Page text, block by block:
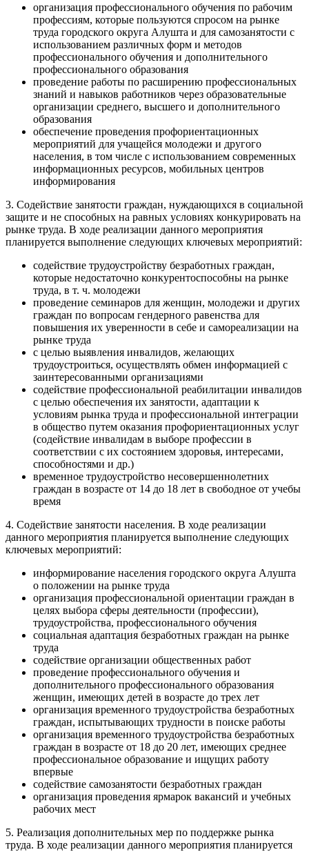
организация профессионального обучения по рабочим
профессиям, которые пользуются спросом на рынке
труда городского округа Алушта и для самозанятости с
использованием различных форм и методов
профессионального обучения и дополнительного
профессионального образования
проведение работы по расширению профессиональных
знаний и навыков работников через образовательные
организации среднего, высшего и дополнительного
образования
обеспечение проведения профориентационных
мероприятий для учащейся молодежи и другого
населения, в том числе с использованием современных
информационных ресурсов, мобильных центров
информирования
3. Содействие занятости граждан, нуждающихся в социальной
защите и не способных на равных условиях конкурировать на
рынке труда. В ходе реализации данного мероприятия
планируется выполнение следующих ключевых мероприятий:
содействие трудоустройству безработных граждан,
которые недостаточно конкурентоспособны на рынке
труда, в т. ч. молодежи
проведение семинаров для женщин, молодежи и других
граждан по вопросам гендерного равенства для
повышения их уверенности в себе и самореализации на
рынке труда
с целью выявления инвалидов, желающих
трудоустроиться, осуществлять обмен информацией с
заинтересованными организациями
содействие профессиональной реабилитации инвалидов
с целью обеспечения их занятости, адаптации к
условиям рынка труда и профессиональной интеграции
в общество путем оказания профориентационных услуг
(содействие инвалидам в выборе профессии в
соответствии с их состоянием здоровья, интересами,
способностями и др.)
временное трудоустройство несовершеннолетних
граждан в возрасте от 14 до 18 лет в свободное от учебы
время
4. Содействие занятости населения. В ходе реализации
данного мероприятия планируется выполнение следующих
ключевых мероприятий:
информирование населения городского округа Алушта
о положении на рынке труда
организация профессиональной ориентации граждан в
целях выбора сферы деятельности (профессии),
трудоустройства, профессионального обучения
социальная адаптация безработных граждан на рынке
труда
содействие организации общественных работ
проведение профессионального обучения и
дополнительного профессионального образования
женщин, имеющих детей в возрасте до трех лет
организация временного трудоустройства безработных
граждан, испытывающих трудности в поиске работы
организация временного трудоустройства безработных
граждан в возрасте от 18 до 20 лет, имеющих среднее
профессиональное образование и ищущих работу
впервые
содействие самозанятости безработных граждан
организация проведения ярмарок вакансий и учебных
рабочих мест
5. Реализация дополнительных мер по поддержке рынка
труда. В ходе реализации данного мероприятия планируется